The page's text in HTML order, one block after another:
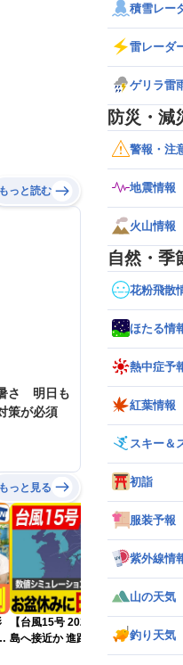
もっと読む
さ 明日も
策が必須
もっと見る
【台風15号 2026年】お盆休みに日
島へ接近か 進路予想に大きなばらつ
積雪レー
雷レーダ
ゲリラ雷
防災・減
警報・注
地震情報
火山情報
自然・季
花粉飛散
ほたる情
熱中症予
紅葉情報
スキー＆
初詣
服装予報
紫外線情
山の天気
釣り天気